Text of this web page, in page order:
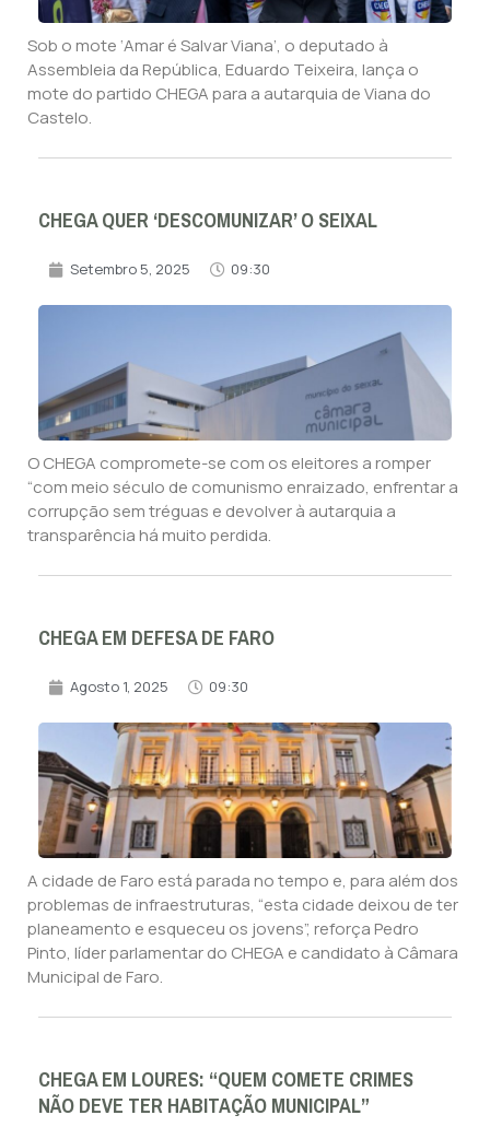
Sob o mote ‘Amar é Salvar Viana’, o deputado à
Assembleia da República, Eduardo Teixeira, lança o
mote do partido CHEGA para a autarquia de Viana do
Castelo.
CHEGA QUER ‘DESCOMUNIZAR’ O SEIXAL
Setembro 5, 2025 09:30
O CHEGA compromete-se com os eleitores a romper
“com meio século de comunismo enraizado, enfrentar a
corrupção sem tréguas e devolver à autarquia a
transparência há muito perdida.
CHEGA EM DEFESA DE FARO
Agosto 1, 2025 09:30
A cidade de Faro está parada no tempo e, para além dos
problemas de infraestruturas, “esta cidade deixou de ter
planeamento e esqueceu os jovens”, reforça Pedro
Pinto, líder parlamentar do CHEGA e candidato à Câmara
Municipal de Faro.
CHEGA EM LOURES: “QUEM COMETE CRIMES
NÃO DEVE TER HABITAÇÃO MUNICIPAL”